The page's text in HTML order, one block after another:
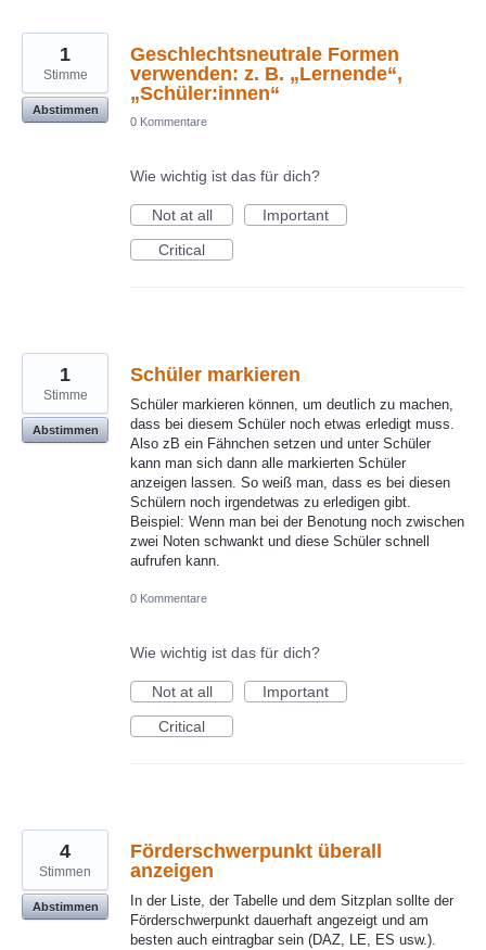
Geschlechtsneutrale Formen
verwenden: z. B. „Lernende“,
„Schüler:innen“
1
Stimme
Abstimmen
0 Kommentare
Wie wichtig ist das für dich?
Not at all
Important
Critical
Schüler markieren
Schüler markieren können, um deutlich zu machen,
dass bei diesem Schüler noch etwas erledigt muss.
Also zB ein Fähnchen setzen und unter Schüler
kann man sich dann alle markierten Schüler
anzeigen lassen. So weiß man, dass es bei diesen
Schülern noch irgendetwas zu erledigen gibt.
Beispiel: Wenn man bei der Benotung noch zwischen
zwei Noten schwankt und diese Schüler schnell
aufrufen kann.
1
Stimme
Abstimmen
0 Kommentare
Wie wichtig ist das für dich?
Not at all
Important
Critical
Förderschwerpunkt überall
anzeigen
In der Liste, der Tabelle und dem Sitzplan sollte der
Förderschwerpunkt dauerhaft angezeigt und am
besten auch eintragbar sein (DAZ, LE, ES usw.).
4
Stimmen
Abstimmen